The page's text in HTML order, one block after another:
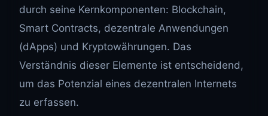
durch seine Kernkomponenten: Blockchain,
Smart Contracts, dezentrale Anwendungen
(dApps) und Kryptowährungen. Das
Verständnis dieser Elemente ist entscheidend,
um das Potenzial eines dezentralen Internets
zu erfassen.